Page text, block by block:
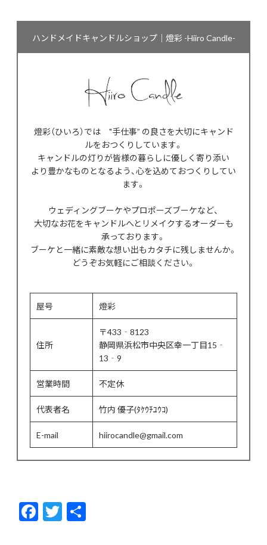
ハンドメイドキャンドルショップ｜燈彩 -Hiiro Candle-
燈彩（ひいろ）では "手仕事” の良さを大切にキャンド
ルをおつくりしています。
キャンドルの灯りが皆様の暮らしに優しく寄り添い
より豊かなものとなるよう、心を込めておつくりしてい
ます。
ウェディングブーケやプロポーズブーケなど、
大切なお花をキャンドルへとリメイクするオーダーも
承っております。
ブーケと一緒に素敵な想い出もカタチに残しませんか。
どうぞお気軽にご相談ください。
屋号 燈彩
住所
〒433‐8123
静岡県浜松市中央区幸一丁目15‐
13‐9
営業時間 不定休
代表者名 竹内 優子(ﾀｹｳﾁﾕｳｺ)
E-mail hiirocandle@gmail.com
F
ac
T
w